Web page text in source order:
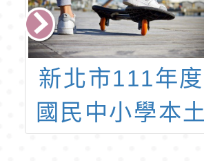
新北市111年度
國民中小學本土